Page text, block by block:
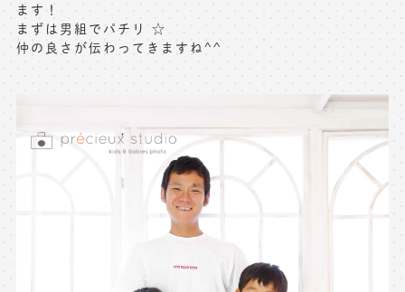
無料会員登録
お問い合わせ窓口
店舗情報についてはお手数ですが
各店舗までお問い合わせください
toiawase@precieux-studio.com
[営業時間] 9:00～17:00
ます！
まずは男組でパチリ ☆
仲の良さが伝わってきますね^^